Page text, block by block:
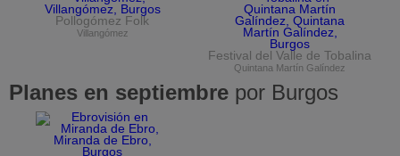
Pollogómez Folk
Villangómez
Festival del Valle de Tobalina
Quintana Martín Galíndez
Planes en septiembre por Burgos